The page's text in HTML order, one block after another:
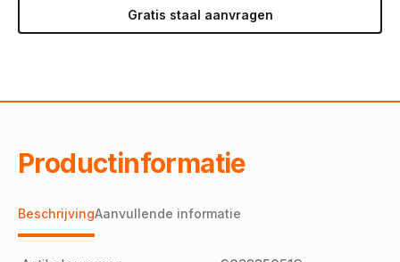
Gratis staal aanvragen
Productinformatie
BeschrijvingAanvullende informatie